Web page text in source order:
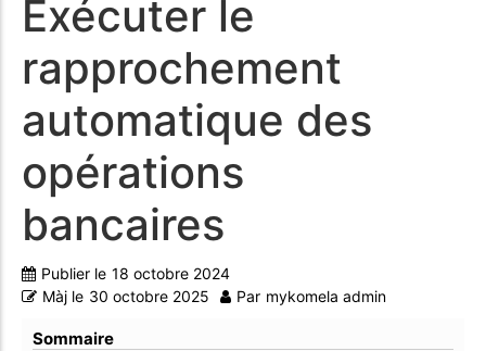
Exécuter le
rapprochement
automatique des
opérations
bancaires
Publier le 18 octobre 2024
Màj le 30 octobre 2025 Par mykomela admin
Sommaire